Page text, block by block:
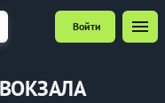
Войти menu